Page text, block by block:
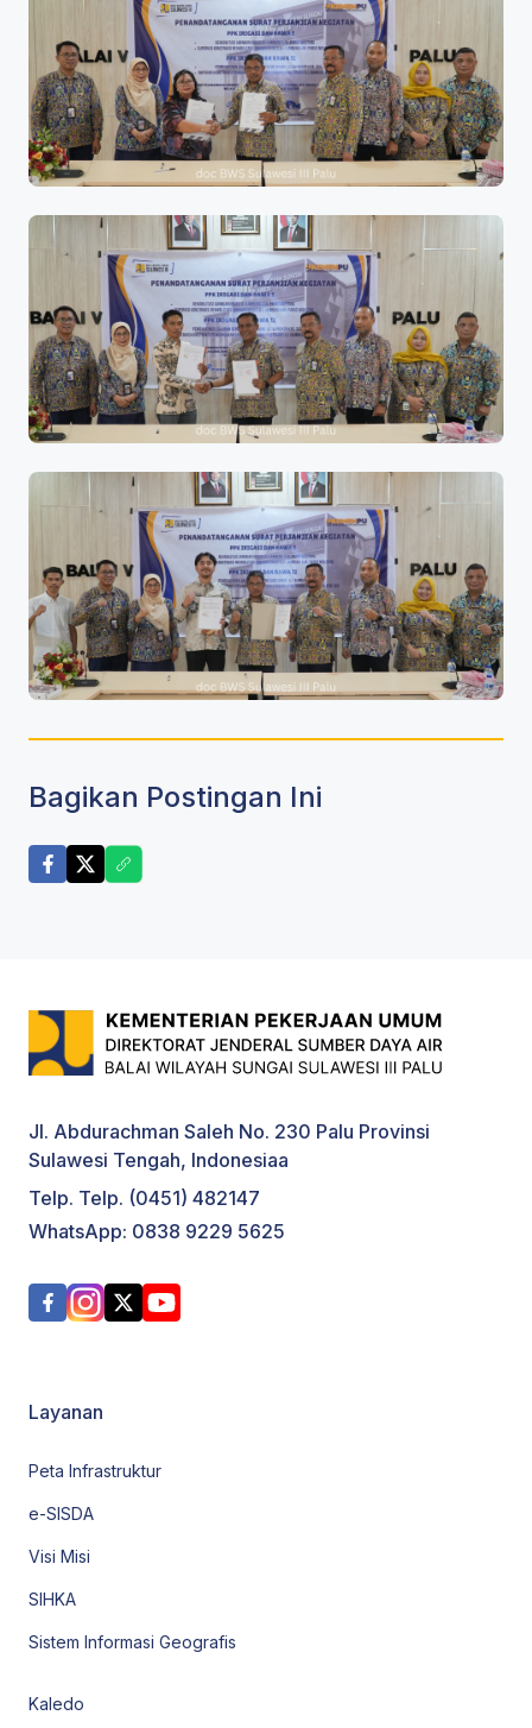
Bagikan Postingan Ini
Jl. Abdurachman Saleh No. 230 Palu Provinsi
Sulawesi Tengah, Indonesiaa
Telp. Telp. (0451) 482147
WhatsApp: 0838 9229 5625
Layanan
Peta Infrastruktur
e-SISDA
Visi Misi
SIHKA
Sistem Informasi Geografis
Kaledo